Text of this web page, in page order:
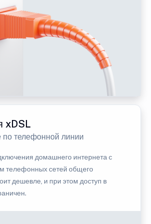
xDSL
телефонной линии
домашнего интернета с
телефонных сетей общего
дешевле, и при этом доступ в